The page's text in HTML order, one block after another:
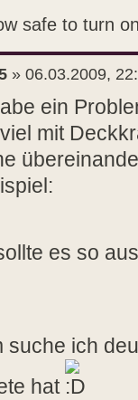
safe to turn
» 06.03.2009,
ein
mit
es so
suche ich
hat